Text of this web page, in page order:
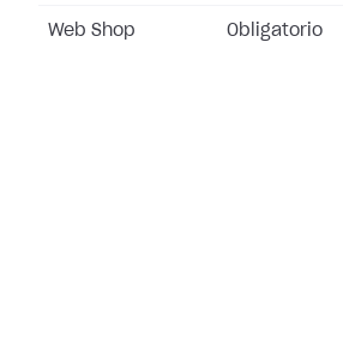
Web Shop Obligatorio